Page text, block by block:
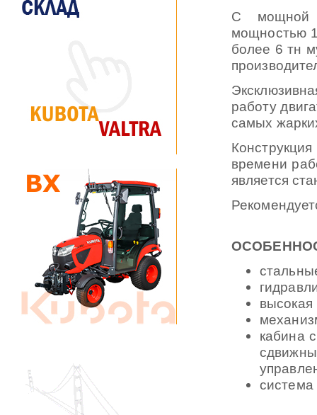
С мощной
мощностью
более 6 тн
работу
самых
времени
является
кабина